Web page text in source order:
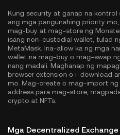
Kung security at ganap na
ang mga pangunahing priority
mag-buy at mag-store ng
isang non-custodial wallet, tulad
MetaMask. Ina-allow ka ng mga
wallet na mag-buy o mag-swap
nang madali. Maghanap ng
browser extension o i-download
mo. Mag-create o mag-import
address para mag-store,
crypto at NFTs.
Mga Decentralized Exchange